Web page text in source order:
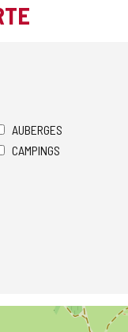
AUBERGES
CAMPINGS